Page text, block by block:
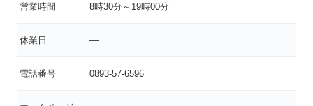
営業時間 8時30分～19時00分
休業日 ―
電話番号 0893-57-6596